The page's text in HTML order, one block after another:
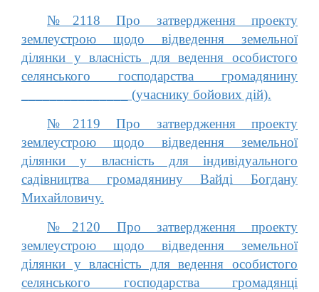
№2118 Про затвердження проекту
землеустрою щодо відведення земельної
ділянки у власність для ведення особистого
селянського господарства громадянину
_______________ (учаснику бойових дій).
№2119 Про затвердження проекту
землеустрою щодо відведення земельної
ділянки у власність для індивідуального
садівництва громадянину Вайді Богдану
Михайловичу.
№2120 Про затвердження проекту
землеустрою щодо відведення земельної
ділянки у власність для ведення особистого
селянського господарства громадянці